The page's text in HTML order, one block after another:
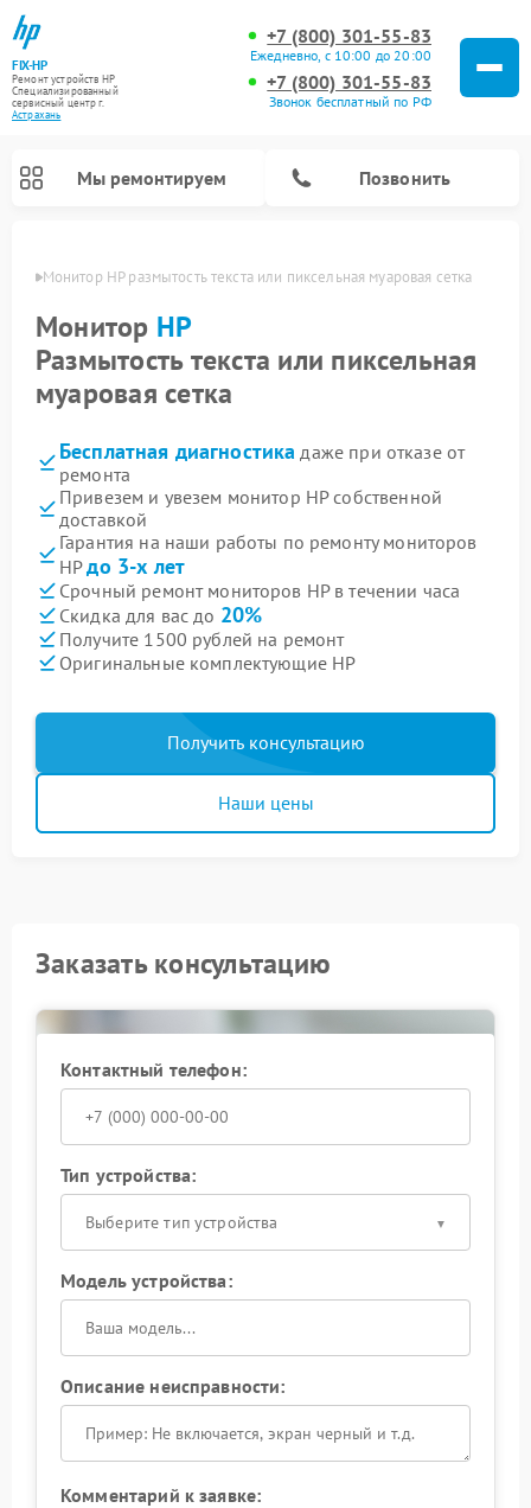
FIX-HP
Ремонт устройств HP
Специализированный
cервисный центр г.
Астрахань
+7 (800) 301-55-83
Ежедневно, с 10:00 до 20:00
+7 (800) 301-55-83
Звонок бесплатный по РФ
Мы ремонтируем Позвонить
Монитор HP размытость текста или пиксельная муаровая сетка
Монитор HP
Размытость текста или пиксельная
муаровая сетка
Бесплатная диагностика даже при отказе от
ремонта
Привезем и увезем монитор HP собственной
доставкой
Гарантия на наши работы по ремонту мониторов
HPдо 3-х лет
Срочный ремонт мониторов HP в течении часа
Скидка для вас до 20%
Получите 1500 рублей на ремонт
Оригинальные комплектующие HP
Получить консультацию
Наши цены
Заказать консультацию
Контактный телефон:
Тип устройства:
Выберите тип устройства
Модель устройства:
Описание неисправности:
Комментарий к заявке: